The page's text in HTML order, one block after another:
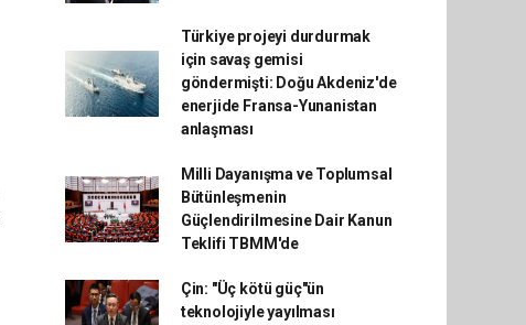
Türkiye projeyi durdurmak
için savaş gemisi
göndermişti: Doğu Akdeniz'de
enerjide Fransa-Yunanistan
anlaşması
Milli Dayanışma ve Toplumsal
Bütünleşmenin
Güçlendirilmesine Dair Kanun
Teklifi TBMM'de
Çin: "Üç kötü güç"ün
teknolojiyle yayılması